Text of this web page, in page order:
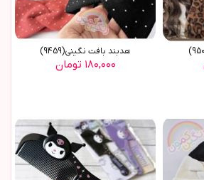
هدبند بافت نگيني(9459)
۱۸۰,۰۰۰ تومان